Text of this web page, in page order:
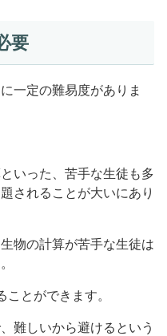
要
一定の難易度がありま
いった、苦手な生徒も多
されることが大いにあり
物の計算が苦手な生徒は
とができます。
難しいから避けるという